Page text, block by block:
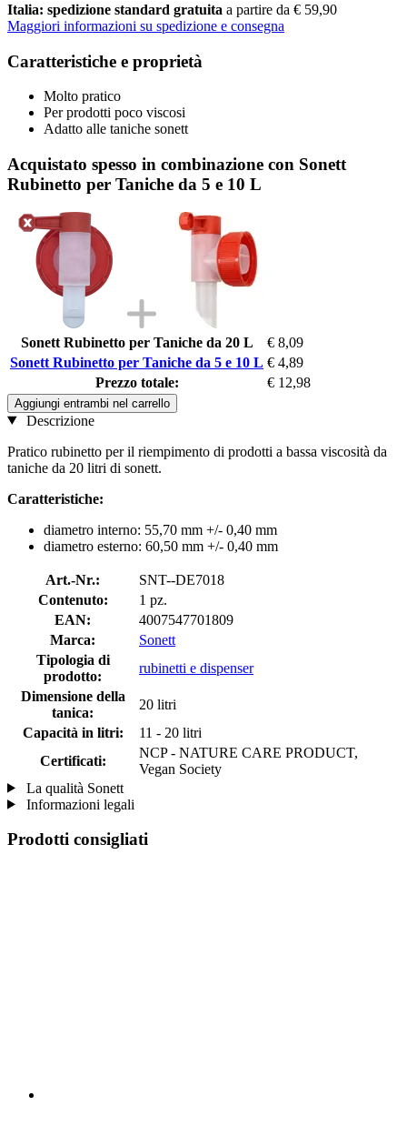
Italia: spedizione standard gratuita a partire da € 59,90
Maggiori informazioni su spedizione e consegna
Caratteristiche e proprietà
Molto pratico
Per prodotti poco viscosi
Adatto alle taniche sonett
Acquistato spesso in combinazione con Sonett
Rubinetto per Taniche da 5 e 10 L
Sonett Rubinetto per Taniche da 20 L
€ 8,09
Sonett Rubinetto per Taniche da 5 e 10 L € 4,89
Prezzo totale:
€ 12,98
Aggiungi entrambi nel carrello
Descrizione
Pratico rubinetto per il riempimento di prodotti a bassa viscosità da
taniche da 20 litri di sonett.
Caratteristiche:
diametro interno: 55,70 mm +/- 0,40 mm
diametro esterno: 60,50 mm +/- 0,40 mm
Art.-Nr.:
SNT--DE7018
Contenuto:
1 pz.
EAN:
4007547701809
Marca:
Sonett
Tipologia di
prodotto:
rubinetti e dispenser
Dimensione della
tanica:
20 litri
Capacità in litri:
11 - 20 litri
Certificati:
NCP - NATURE CARE PRODUCT,
Vegan Society
La qualità Sonett
Informazioni legali
Prodotti consigliati